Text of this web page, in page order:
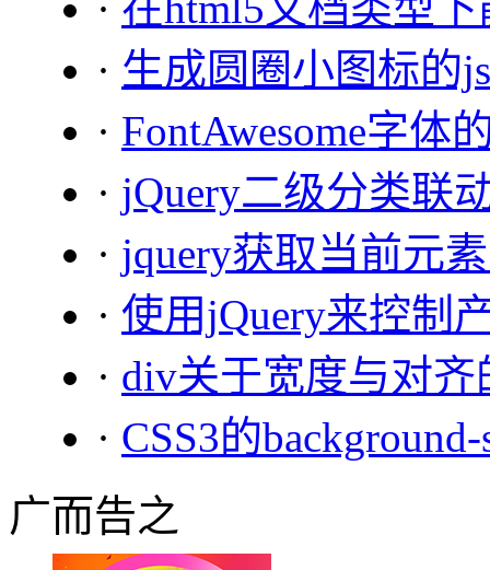
· 生成圆圈小图标的
· FontAwesome字体
· jQuery二级分类联
· jquery获取当前元
· 使用jQuery来控制
· div关于宽度与对齐
· CSS3的
广而告之